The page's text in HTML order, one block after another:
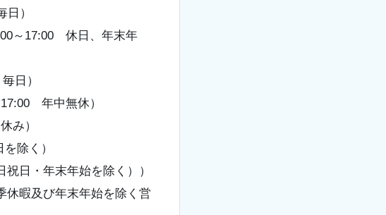
）
～17:00 休日、年末年
日）
年中無休）
み）
除く）
日・年末年始を除く））
暇及び年末年始を除く営